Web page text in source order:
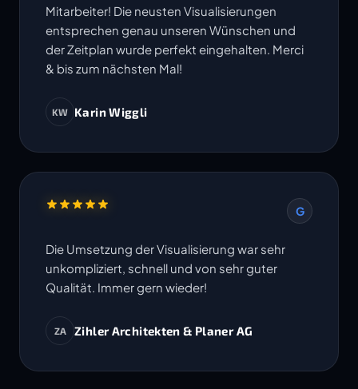
Mitarbeiter! Die neusten Visualisierungen
entsprechen genau unseren Wünschen und
der Zeitplan wurde perfekt eingehalten. Merci
& bis zum nächsten Mal!
KW Karin Wiggli
G
Die Umsetzung der Visualisierung war sehr
unkompliziert, schnell und von sehr guter
Qualität. Immer gern wieder!
ZA Zihler Architekten & Planer AG